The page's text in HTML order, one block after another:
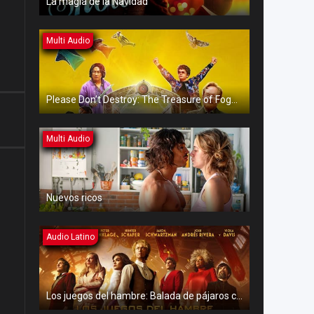
Multi Audio
Please Don’t Destroy: The Treasure of Foggy Mountain
Multi Audio
Nuevos ricos
Audio Latino
Los juegos del hambre: Balada de pájaros cantores y serpientes